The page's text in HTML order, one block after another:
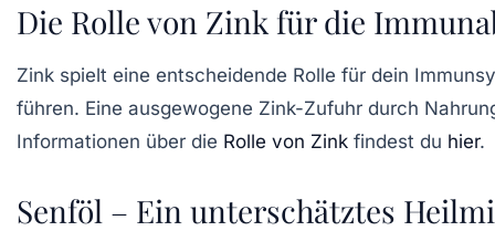
Die Rolle von Zink für die
Zink spielt eine entscheidende Rolle für dein
führen. Eine ausgewogene Zink-Zufuhr durch
Informationen über die Rolle von Zink findest du hier.
Senföl – Ein unterschätztes